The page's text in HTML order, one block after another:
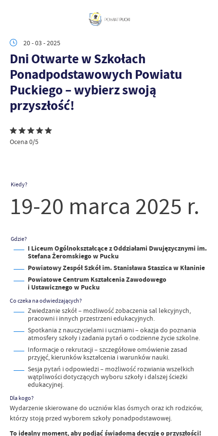
20 - 03 - 2025
Dni Otwarte w Szkołach
Ponadpodstawowych Powiatu
Puckiego – wybierz swoją
przyszłość!
Ocena 0/5
Kiedy?
19-20 marca 2025 r.
Gdzie?
I Liceum Ogólnokształcące z Oddziałami Dwujęzycznymi im.
Stefana Żeromskiego w Pucku
Powiatowy Zespół Szkół im. Stanisława Staszica w Kłaninie
Powiatowe Centrum Kształcenia Zawodowego
i Ustawicznego w Pucku
Co czeka na odwiedzających?
Zwiedzanie szkół – możliwość zobaczenia sal lekcyjnych,
pracowni i innych przestrzeni edukacyjnych.
Spotkania z nauczycielami i uczniami – okazja do poznania
atmosfery szkoły i zadania pytań o codzienne życie szkolne.
Informacje o rekrutacji – szczegółowe omówienie zasad
przyjęć, kierunków kształcenia i warunków nauki.
Sesja pytań i odpowiedzi – możliwość rozwiania wszelkich
wątpliwości dotyczących wyboru szkoły i dalszej ścieżki
edukacyjnej.
Dla kogo?
Wydarzenie skierowane do uczniów klas ósmych oraz ich rodziców,
którzy stoją przed wyborem szkoły ponadpodstawowej.
To idealny moment, aby podjąć świadomą decyzję o przyszłości!